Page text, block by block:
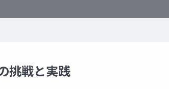
挑戦と実践